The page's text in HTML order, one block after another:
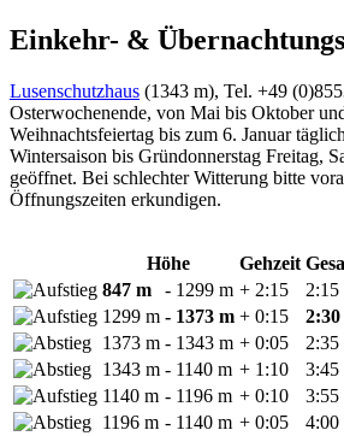
Einkehr- &
Lusenschutzhaus (1343 m), Tel. +49
Osterwochenende, von Mai bis Oktober
Weihnachtsfeiertag bis zum 6. Januar
Wintersaison bis Gründonnerstag Freitag,
geöffnet. Bei schlechter Witterung bitte
Öffnungszeiten erkundigen.
Höhe Gehzeit
847 m
- 1299 m + 2:15 2:15
1299 m - 1373 m + 0:15 2:30
1373 m - 1343 m + 0:05 2:35
1343 m - 1140 m + 1:10 3:45
1140 m - 1196 m + 0:10 3:55
1196 m - 1140 m + 0:05 4:00